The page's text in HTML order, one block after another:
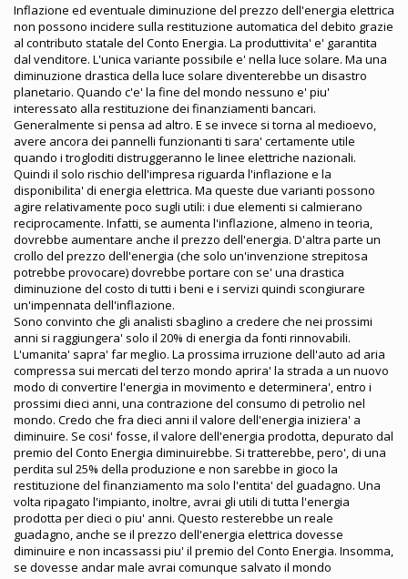
Inflazione ed eventuale diminuzione del prezzo dell'energia elettrica
non possono incidere sulla restituzione automatica del debito grazie
al contributo statale del Conto Energia. La produttivita' e' garantita
dal venditore. L'unica variante possibile e' nella luce solare. Ma una
diminuzione drastica della luce solare diventerebbe un disastro
planetario. Quando c'e' la fine del mondo nessuno e' piu'
interessato alla restituzione dei finanziamenti bancari.
Generalmente si pensa ad altro. E se invece si torna al medioevo,
avere ancora dei pannelli funzionanti ti sara' certamente utile
quando i trogloditi distruggeranno le linee elettriche nazionali.
Quindi il solo rischio dell'impresa riguarda l'inflazione e la
disponibilita' di energia elettrica. Ma queste due varianti possono
agire relativamente poco sugli utili: i due elementi si calmierano
reciprocamente. Infatti, se aumenta l'inflazione, almeno in teoria,
dovrebbe aumentare anche il prezzo dell'energia. D'altra parte un
crollo del prezzo dell'energia (che solo un'invenzione strepitosa
potrebbe provocare) dovrebbe portare con se' una drastica
diminuzione del costo di tutti i beni e i servizi quindi scongiurare
un'impennata dell'inflazione.
Sono convinto che gli analisti sbaglino a credere che nei prossimi
anni si raggiungera' solo il 20% di energia da fonti rinnovabili.
L'umanita' sapra' far meglio. La prossima irruzione dell'auto ad aria
compressa sui mercati del terzo mondo aprira' la strada a un nuovo
modo di convertire l'energia in movimento e determinera', entro i
prossimi dieci anni, una contrazione del consumo di petrolio nel
mondo. Credo che fra dieci anni il valore dell'energia iniziera' a
diminuire. Se cosi' fosse, il valore dell'energia prodotta, depurato dal
premio del Conto Energia diminuirebbe. Si tratterebbe, pero', di una
perdita sul 25% della produzione e non sarebbe in gioco la
restituzione del finanziamento ma solo l'entita' del guadagno. Una
volta ripagato l'impianto, inoltre, avrai gli utili di tutta l'energia
prodotta per dieci o piu' anni. Questo resterebbe un reale
guadagno, anche se il prezzo dell'energia elettrica dovesse
diminuire e non incassassi piu' il premio del Conto Energia. Insomma,
se dovesse andar male avrai comunque salvato il mondo